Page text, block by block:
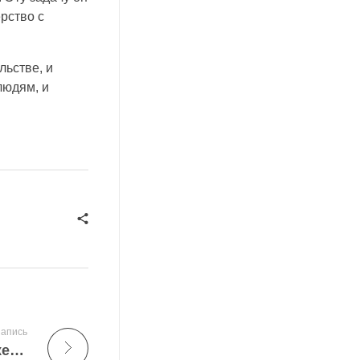
с
и
и
Вода – никогда не унывает! Или как инженеры-гидротехники приручают ее стихию